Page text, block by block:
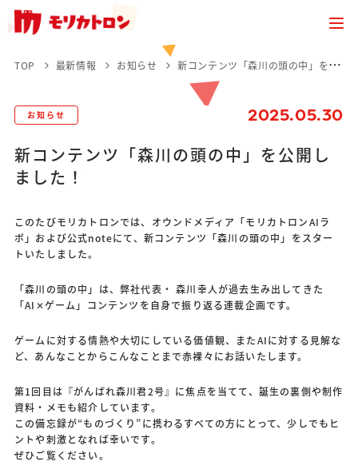
TOP 最新情報 お知らせ 新コンテンツ「森川の頭の中」を公開しました！
お知らせ 2025.05.30
新コンテンツ「森川の頭の中」を公開し
ました！
このたびモリカトロンでは、オウンドメディア「モリカトロンAIラ
ボ」および公式noteにて、新コンテンツ「森川の頭の中」をスター
トいたしました。
「森川の頭の中」は、弊社代表・ 森川幸人が過去生み出してきた
「AI✕ゲーム」コンテンツを自身で振り返る連載企画です。
ゲームに対する情熱や大切にしている価値観、またAIに対する見解な
ど、あんなことからこんなことまで赤裸々にお話いたします。
第1回目は『がんばれ森川君2号』に焦点を当てて、誕生の裏側や制作
資料・メモも紹介しています。
この備忘録が“ものづくり”に携わるすべての方にとって、少しでもヒ
ントや刺激となれば幸いです。
ぜひご覧ください。